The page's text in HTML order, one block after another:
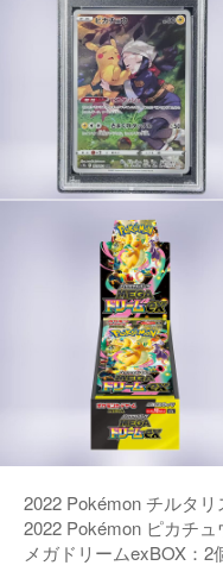
2022 Pokémon チルタ
2022 Pokémon ピカチ
メガドリームexBOX：2